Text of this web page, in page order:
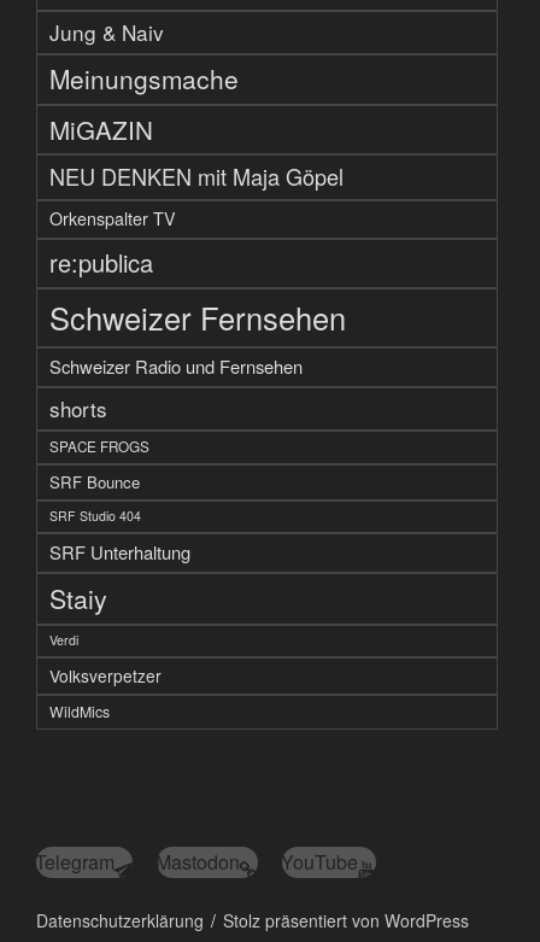
Jung & Naiv
Meinungsmache
MiGAZIN
NEU DENKEN mit Maja Göpel
Orkenspalter TV
re:publica
Schweizer Fernsehen
Schweizer Radio und Fernsehen
shorts
SPACE FROGS
SRF Bounce
SRF Studio 404
SRF Unterhaltung
Staiy
Verdi
Volksverpetzer
WildMics
Telegram Mastodon YouTube
Datenschutzerklärung Stolz präsentiert von WordPress